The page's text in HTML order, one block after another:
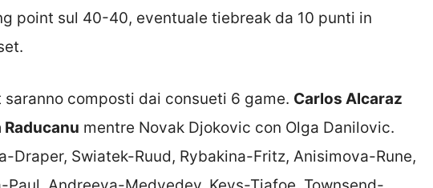
point sul 40-40, eventuale tiebreak da 10 punti in
composti dai consueti 6 game. Carlos Alcaraz
mentre Novak Djokovic con Olga Danilovic.
Draper, Swiatek-Ruud, Rybakina-Fritz, Anisimova-Rune,